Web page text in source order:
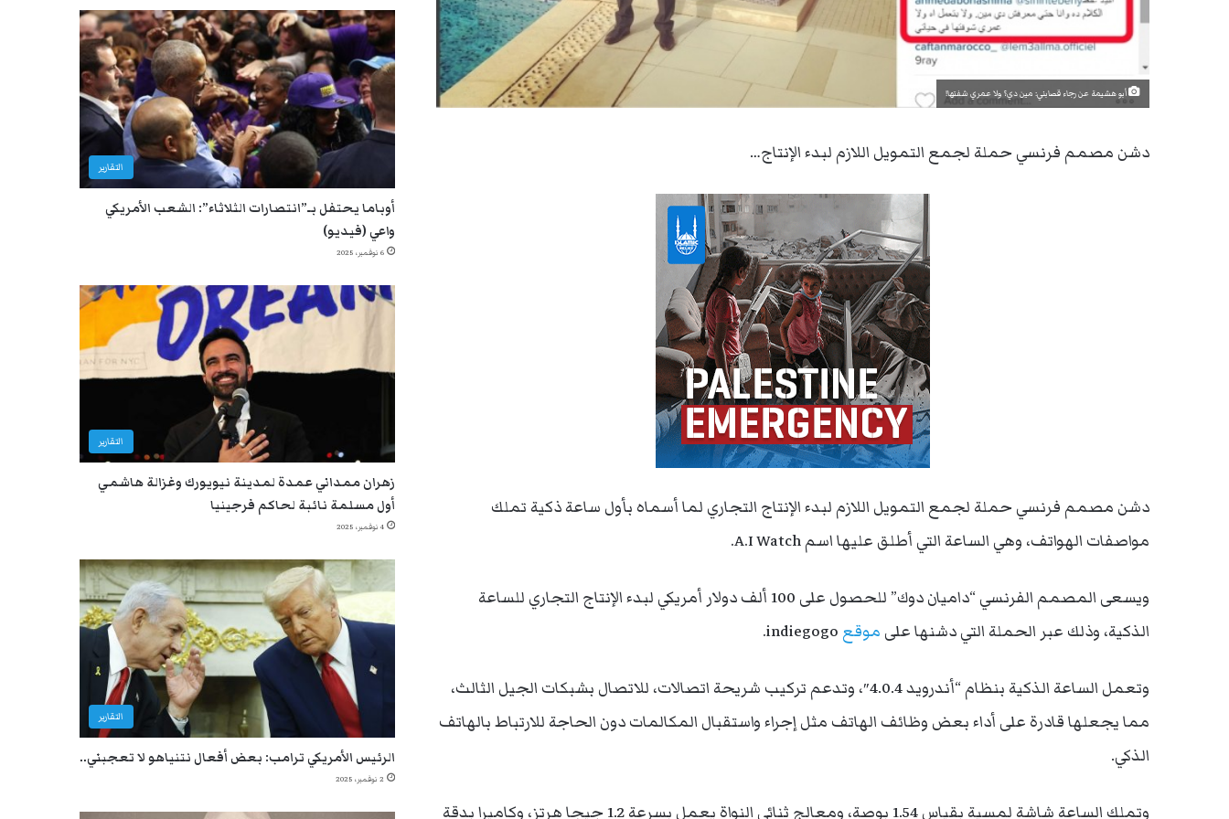
أبو هشيمة عن رجاء قصابني: مين دي؟ ولا عمري شفتها!
دشن مصمم فرنسي حملة لجمع التمويل اللازم لبدء الإنتاج…
دشن مصمم فرنسي حملة لجمع التمويل اللازم لبدء الإنتاج التجاري لما أسماه بأول ساعة ذكية تملك
مواصفات الهواتف، وهي الساعة التي أطلق عليها اسم A.I Watch.
ويسعى المصمم الفرنسي “داميان دوك” للحصول على 100 ألف دولار أمريكي لبدء الإنتاج التجاري للساعة
الذكية، وذلك عبر الحملة التي دشنها على موقع
وتعمل الساعة الذكية بنظام “أندرويد 4.0.4″، وتدعم تركيب شريحة اتصالات، للاتصال بشبكات الجيل الثالث،
مما يجعلها قادرة على أداء بعض وظائف الهاتف مثل إجراء واستقبال المكالمات دون الحاجة للارتباط بالهاتف
الذكي.
وتملك الساعة شاشة لمسية بقياس 1.54 بوصة، ومعالج ثنائي النواة يعمل بسرعة 1.2 جيجا هرتز، وكاميرا بدقة
التقارير
أوباما يحتفل بـ”انتصارات الثلاثاء”: الشعب الأمريكي
واعي (فيديو)
6 نوفمبر، 2025
التقارير
زهران ممداني عمدة لمدينة نيويورك وغزالة هاشمي
أول مسلمة نائبة لحاكم فرجينيا
4 نوفمبر، 2025
التقارير
الرئيس الأمريكي ترامب: بعض أفعال نتنياهو لا تعجبني..
2 نوفمبر، 2025